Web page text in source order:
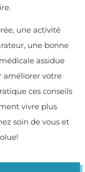
une activité
une bonne
assidue
améliorer votre
ces conseils
vivre plus
soin de vous et